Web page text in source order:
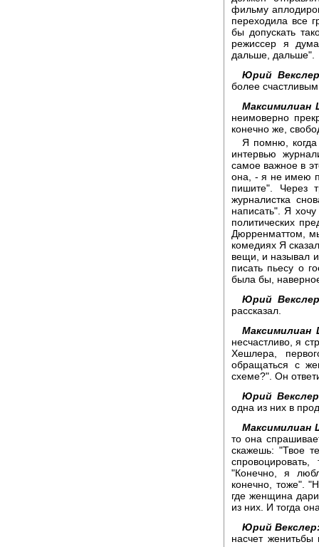
фильму
переходила все
бы допускать
режиссер я
дальше, дальше".
Юрий
более
Максимилиан
неимоверно
конечно же,
Я помню,
интервью
самое важное в
она, - я не имею
пишите". Через
журналистка
написать". Я
политических
Дюрренматтом,
комедиях Я
вещи, и называл
писать пьесу о
была бы,
Юрий
рассказал.
Максимилиан
несчастливо, я
Хешлера,
обращаться с
схеме?". Он
Юрий
одна из них в
Максимилиан
то она
скажешь: "Твое
"Конечно, я
конечно, тоже".
где женщина
из них. И тогда
Юрий
насчет